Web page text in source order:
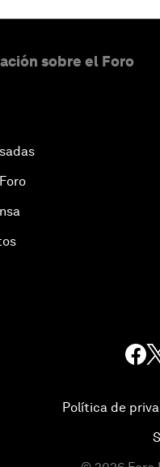
sobre el Foro
Política de